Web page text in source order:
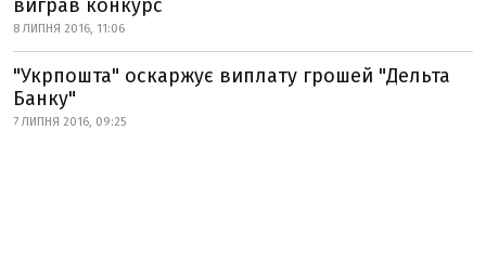
виграв конкурс
8 ЛИПНЯ 2016, 11:06
"Укрпошта" оскаржує виплату грошей "Дельта
Банку"
7 ЛИПНЯ 2016, 09:25